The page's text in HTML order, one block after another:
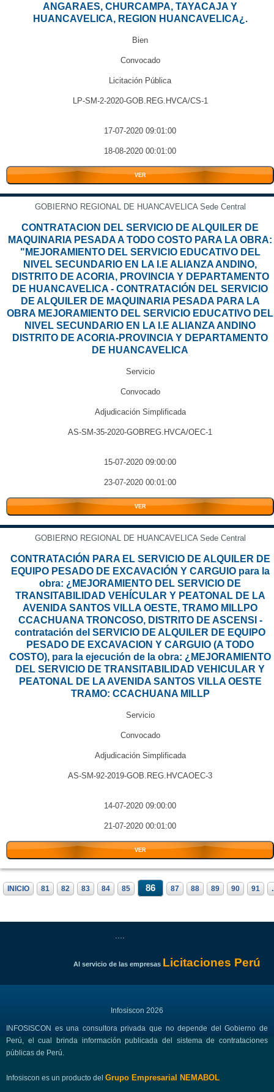
ANGARAES, CHURCAMPA, TAYACAJA Y
HUANCAVELICA, REGION HUANCAVELICA¿.
Bien
Convocado
Licitación Pública
LP-SM-2-2020-GOB.REG.HVCA/CS-1
17-07-2020 09:01:00
18-08-2020 00:01:00
VER
GOBIERNO REGIONAL DE HUANCAVELICA Sede Central
CONTRATACION DEL SERVICIO DE ALQUILER DE
MAQUINARIA PESADA A TODO COSTO PARA LA OBRA:
"MEJORAMIENTO DEL SERVICIO EDUCATIVO DEL
NIVEL SECUNDARIO EN LA I.E ALIANZA ANDINO,
DISTRITO DE ACORIA, PROVINCIA Y DEPARTAMENTO
DE HUANCAVELICA - CONTRATACIÓN DEL SERVICIO
DE ALQUILER DE MAQUINARIA PESADA PARA LA
OBRA MEJORAMIENTO DEL SERVICIO EDUCATIVO DEL
NIVEL SECUNDARIO EN LA I.E ALIANZA ANDINO
DISTRITO DE ACORIA-PROVINCIA Y DEPARTAMENTO
DE HUANCAVELICA
Servicio
Convocado
Adjudicación Simplificada
AS-SM-35-2020-GOBREG.HVCA/OEC-1
15-07-2020 09:00:00
23-07-2020 00:01:00
VER
GOBIERNO REGIONAL DE HUANCAVELICA Sede Central
CONTRATACIÓN PARA EL SERVICIO DE ALQUILER DE
EQUIPO PESADO DE EXCAVACIÓN Y CARGUIO para la
obra: ¿MEJORAMIENTO DEL SERVICIO DE
TRANSITABILIDAD VEHÍCULAR Y PEATONAL DE LA
AVENIDA SANTOS VILLA OESTE, TRAMO MILLPO
CCACHUANA TRONCOSO, DISTRITO DE ASCENSI -
contratación del SERVICIO DE ALQUILER DE EQUIPO
PESADO DE EXCAVACION Y CARGUIO (A TODO
COSTO), para la ejecución de la obra: ¿MEJORAMIENTO
DEL SERVICIO DE TRANSITABILIDAD VEHICULAR Y
PEATONAL DE LA AVENIDA SANTOS VILLA OESTE
TRAMO: CCACHUANA MILLP
Servicio
Convocado
Adjudicación Simplificada
AS-SM-92-2019-GOB.REG.HVCAOEC-3
14-07-2020 09:00:00
21-07-2020 00:01:00
VER
INICIO 81 82 83 84 85 86 87 88 89 90 91
Al servicio de las empresas Licitaciones Perú
Infosiscon 2026
INFOSISCON es una consultora privada que no depende del Gobierno de
Perú, el cual brinda información publicada del sistema de contrataciones
públicas de Perú.
Infosiscon es un producto del Grupo Empresarial NEMABOL